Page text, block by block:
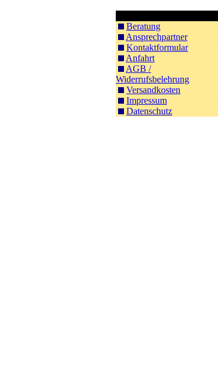
Beratung
Ansprechpartner
Kontaktformular
Anfahrt
AGB /
Widerrufsbelehrung
Versandkosten
Impressum
Datenschutz